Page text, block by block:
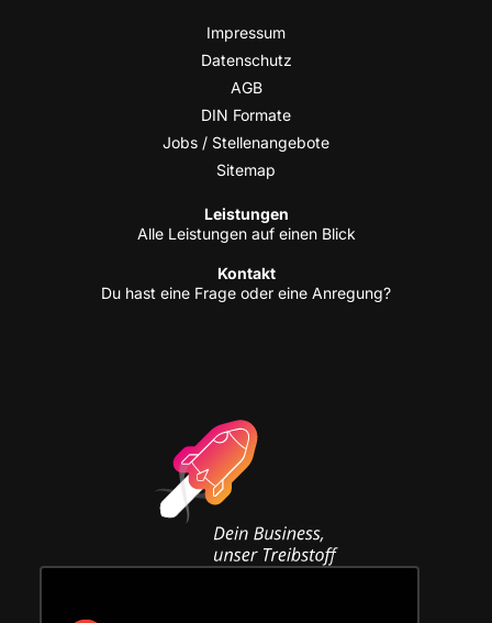
Impres­sum
Daten­schutz
AGB
DIN For­ma­te
Jobs / Stellenangebote
Site­map
Leis­tun­gen
Alle Leis­tun­gen auf einen Blick
Kon­takt
Du hast eine Fra­ge oder eine Anregung?